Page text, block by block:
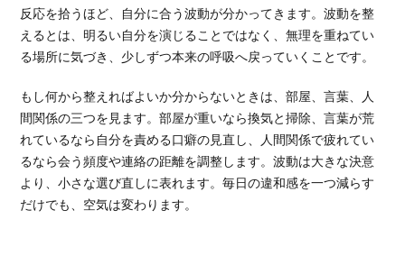
反応を拾うほど、自分に合う波動が分かってきます。波動を整
えるとは、明るい自分を演じることではなく、無理を重ねてい
る場所に気づき、少しずつ本来の呼吸へ戻っていくことです。
もし何から整えればよいか分からないときは、部屋、言葉、人
間関係の三つを見ます。部屋が重いなら換気と掃除、言葉が荒
れているなら自分を責める口癖の見直し、人間関係で疲れてい
るなら会う頻度や連絡の距離を調整します。波動は大きな決意
より、小さな選び直しに表れます。毎日の違和感を一つ減らす
だけでも、空気は変わります。